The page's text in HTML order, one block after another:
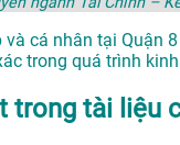
cá nhân tại Quận
trong quá trình
tài liệu